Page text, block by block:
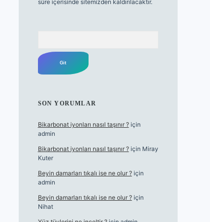
süre içerisinde sitemizden kaldırılacaktır.
SON YORUMLAR
Bikarbonat iyonları nasıl taşınır ?için
admin
Bikarbonat iyonları nasıl taşınır ?için Miray
Kuter
Beyin damarları tıkalı ise ne olur ?için
admin
Beyin damarları tıkalı ise ne olur ?için
Nihat